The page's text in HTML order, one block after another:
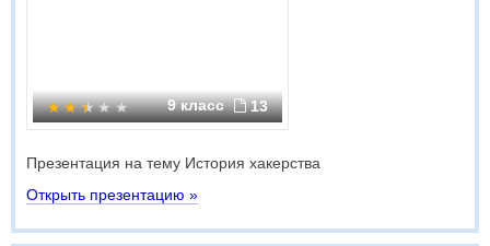
9 класс 13
Презентация на тему История хакерства
Открыть презентацию »